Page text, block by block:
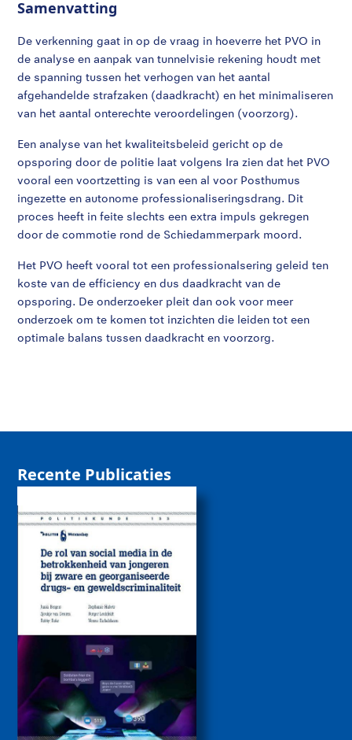
Samenvatting
De verkenning gaat in op de vraag in hoeverre het PVO in
de analyse en aanpak van tunnelvisie rekening houdt met
de spanning tussen het verhogen van het aantal
afgehandelde strafzaken (daadkracht) en het minimaliseren
van het aantal onterechte veroordelingen (voorzorg).
Een analyse van het kwaliteitsbeleid gericht op de
opsporing door de politie laat volgens Ira zien dat het PVO
vooral een voortzetting is van een al voor Posthumus
ingezette en autonome professionaliseringsdrang. Dit
proces heeft in feite slechts een extra impuls gekregen
door de commotie rond de Schiedammerpark moord.
Het PVO heeft vooral tot een professionalsering geleid ten
koste van de efficiency en dus daadkracht van de
opsporing. De onderzoeker pleit dan ook voor meer
onderzoek om te komen tot inzichten die leiden tot een
optimale balans tussen daadkracht en voorzorg.
Recente Publicaties
De rol van sociale
media bij de
betrokkenheid van
jongeren bij zware
drugs- en
geweldscriminaliteit
2026
Politiekunde
Politiekunde